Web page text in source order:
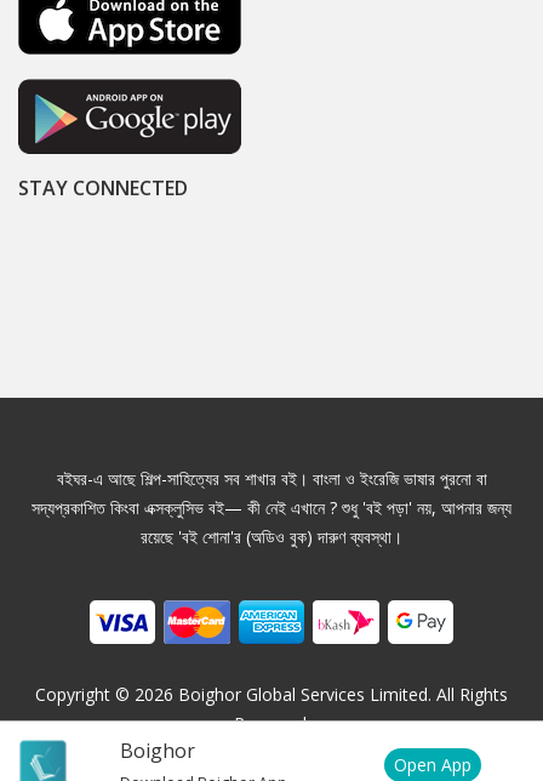
Boighor
Open App
STAY CONNECTED
বইঘর-এ আছে শিল্প-সাহিত্যের সব শাখার বই। বাংলা ও ইংরেজি ভাষার পুরনো বা
সদ্যপ্রকাশিত কিংবা এক্সক্লুসিভ বই— কী নেই এখানে ? শুধু 'বই পড়া' নয়, আপনার জন্য
রয়েছে 'বই শোনা'র (অডিও বুক) দারুণ ব্যবস্থা।
Copyright © 2026 Boighor Global Services Limited. All Rights
Reserved.